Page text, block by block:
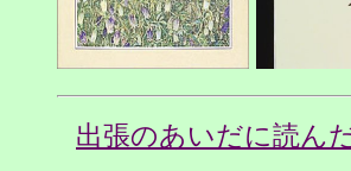
出張のあいだに読ん